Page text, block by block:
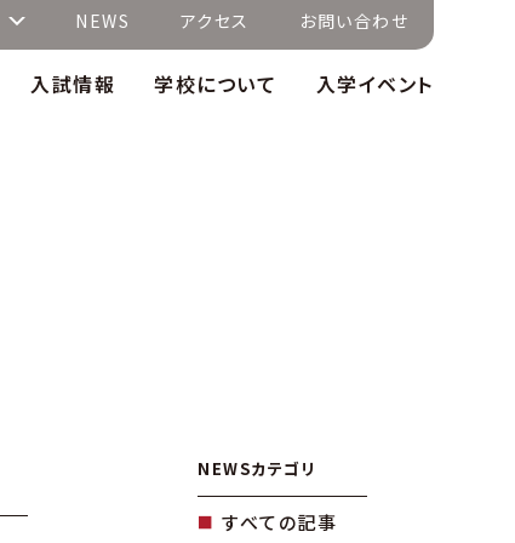
NEWS アクセス お問い合わせ
入試情報 学校について 入学イベント
NEWSカテゴリ
すべての記事